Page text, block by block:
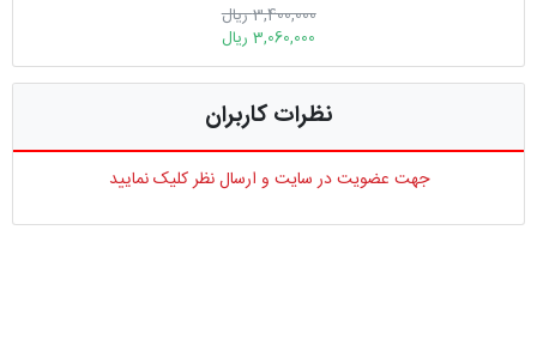
3,400,000 ریال
3,060,000 ریال
نظرات کاربران
جهت عضویت در سایت و ارسال نظر کلیک نمایید